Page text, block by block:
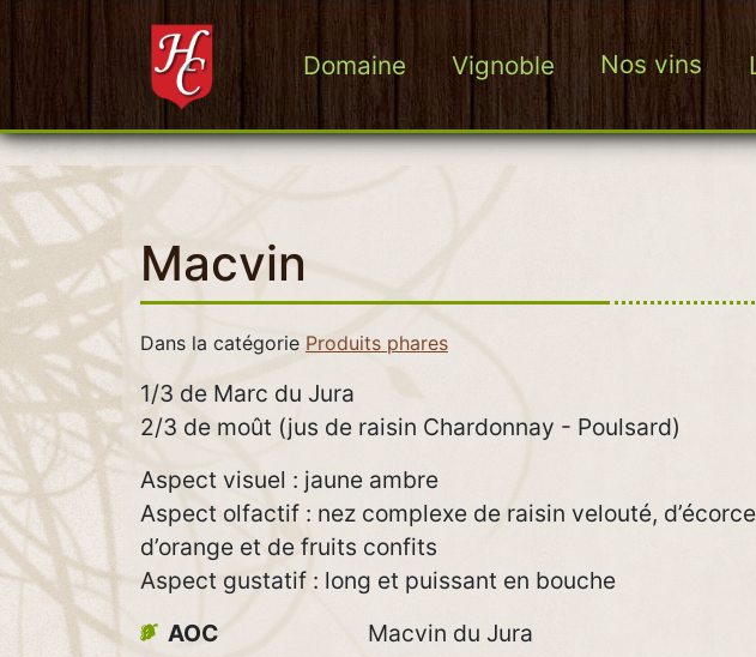
Domaine Hubert Clavelin
Domaine Vignoble Nos vins
Macvin
Dans la catégorie Produits phares
1/3 de Marc du Jura
2/3 de moût (jus de raisin Chardonnay - Poulsard)
Aspect visuel : jaune ambre
Aspect olfactif : nez complexe de raisin velouté, d’écorce
d’orange et de fruits confits
Aspect gustatif : long et puissant en bouche
AOC
Macvin du Jura